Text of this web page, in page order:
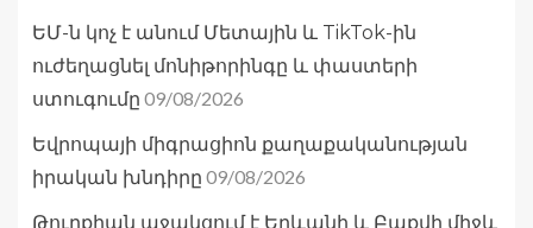
ԵՄ-ն կոչ է անում Մետային և TikTok-ին
ուժեղացնել մոնիթորինգը և փաստերի
ստուգումը 09/08/2026
Եվրոպայի միգրացիոն քաղաքականության
իրական խնդիրը 09/08/2026
Թուրքիան աջակցում է Երևանի և Բաքվի միջև